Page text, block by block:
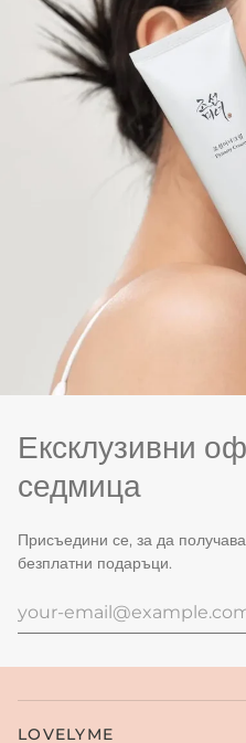
Ексклузивни
седмица
Присъедини се, за да
безплатни подаръци.
LOVELYME